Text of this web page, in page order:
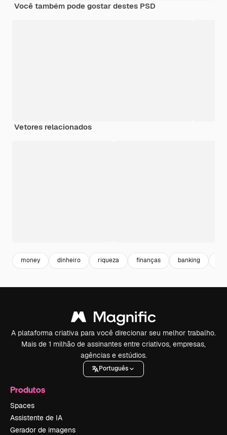
Você também pode gostar destes PSD
Vetores relacionados
money dinheiro riqueza finanças banking
A plataforma criativa para você direcionar seu melhor trabalho.
Mais de 1 milhão de assinantes entre criativos, empresas,
agências e estúdios.
Português
Produtos
Spaces
Assistente de IA
Gerador de imagens